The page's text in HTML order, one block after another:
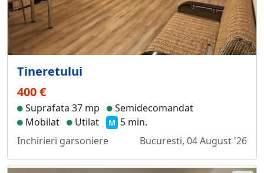
Tineretului
400 €
Suprafata 37 mp
Semidecomandat
Mobilat
Utilat M 5 min.
Inchirieri garsoniere
Bucuresti, 04 August '26